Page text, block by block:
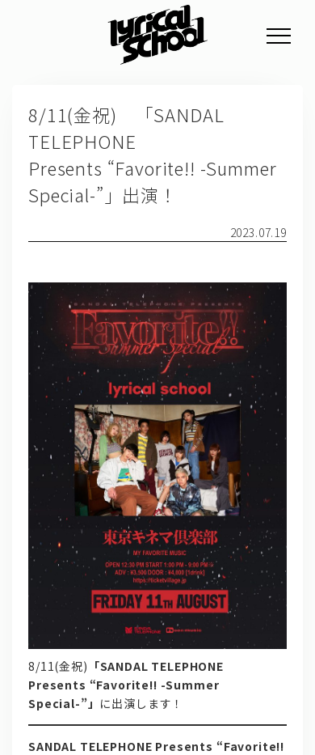
8/11(金祝) 「SANDAL
TELEPHONE
Presents “Favorite!! -Summer
Special-”」出演！
2023.07.19
8/11(金祝) 「SANDAL TELEPHONE
Presents “Favorite!! -Summer
Special-”」 に出演します！
SANDAL TELEPHONE Presents “Favorite!!
PROFILE
SCHEDULE
DISCOGRAPHY
TICKET
問い合わせ, 取材,出演依頼
lyrical school official web shop